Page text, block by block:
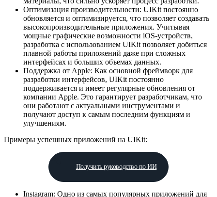
Оптимизация производительности: UIKit постоянно
обновляется и оптимизируется, что позволяет создавать
высокопроизводительные приложения. Учитывая
мощные графические возможности iOS-устройств,
разработка с использованием UIKit позволяет добиться
плавной работы приложений даже при сложных
интерфейсах и больших объемах данных.
Поддержка от Apple: Как основной фреймворк для
разработки интерфейсов, UIKit постоянно
поддерживается и имеет регулярные обновления от
компании Apple. Это гарантирует разработчикам, что
они работают с актуальными инструментами и
получают доступ к самым последним функциям и
улучшениям.
Примеры успешных приложений на UIKit:
Получить руководство по ИИ
Instagram: Одно из самых популярных приложений для